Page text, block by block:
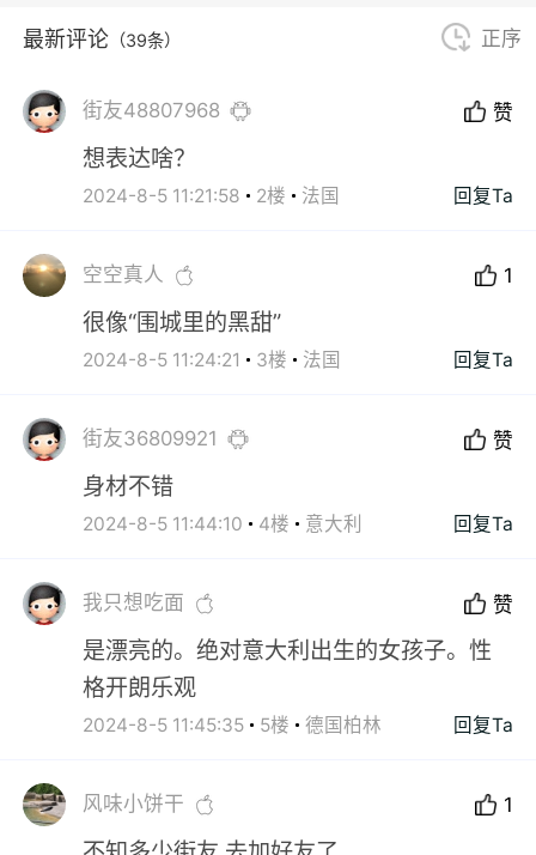
最新评论 （39条） 正序
街友48807968 赞
想表达啥？
2024-8-5 11:21:58 2楼 法国 回复Ta
空空真人 1
很像“围城里的黑甜”
2024-8-5 11:24:21 3楼 法国 回复Ta
街友36809921 赞
身材不错
2024-8-5 11:44:10 4楼 意大利 回复Ta
我只想吃面 赞
是漂亮的。绝对意大利出生的女孩子。性
格开朗乐观
2024-8-5 11:45:35 5楼 德国柏林 回复Ta
风味小饼干 1